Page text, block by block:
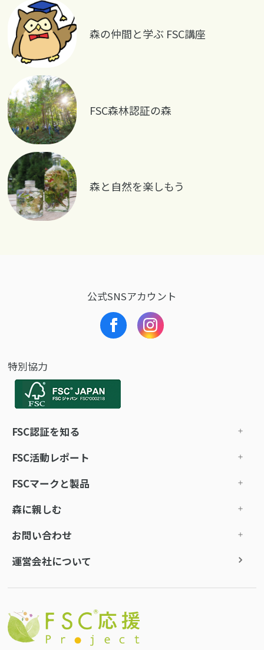
森の仲間と学ぶ FSC講座
FSC森林認証の森
森と自然を楽しもう
公式SNSアカウント
特別協力
FSC認証を知る
FSC活動レポート
FSCマークと製品
森に親しむ
お問い合わせ
運営会社について